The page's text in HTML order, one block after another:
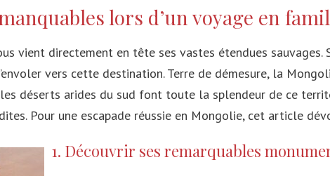
Vietnam
Taiwan
Inde
Mexique
Canada
Costa Rica
Pérou
lors d’un voyage en
vient directement en tête ses vastes étendues
vers cette destination. Terre de démesure, la
déserts arides du sud font toute la splendeur de ce
Pour une escapade réussie en Mongolie, cet article
1. Découvrir ses remarquables